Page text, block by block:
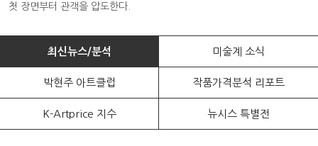
첫 장면부터 관객을 압도한다.
최신뉴스/분석 미술계 소식
박현주 아트클럽 작품가격분석 리포트
K-Artprice 지수 뉴시스 특별전